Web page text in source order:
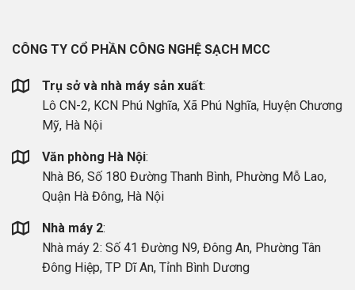
CÔNG TY CỔ PHẦN CÔNG NGHỆ SẠCH MCC
Trụ sở và nhà máy sản xuất:
Lô CN-2, KCN Phú Nghĩa, Xã Phú Nghĩa, Huyện Chương
Mỹ, Hà Nội
Văn phòng Hà Nội:
Nhà B6, Số 180 Đường Thanh Bình, Phường Mỗ Lao,
Quận Hà Đông, Hà Nội
Nhà máy 2:
Nhà máy 2: Số 41 Đường N9, Đông An, Phường Tân
Đông Hiệp, TP Dĩ An, Tỉnh Bình Dương